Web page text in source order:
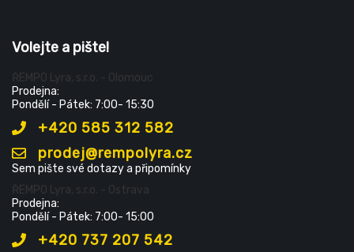
Volejte a pište!
ŘEMPO Lyra, s.r.o. - Olomouc
Prodejna:
Pondělí - Pátek: 7:00- 15:30
+420 585 312 582
prodej@rempolyra.cz
Sem pište své dotazy a připomínky
ŘEMPO Lyra, s.r.o. - Ostrava
Prodejna:
Pondělí - Pátek: 7:00- 15:00
+420 737 207 542